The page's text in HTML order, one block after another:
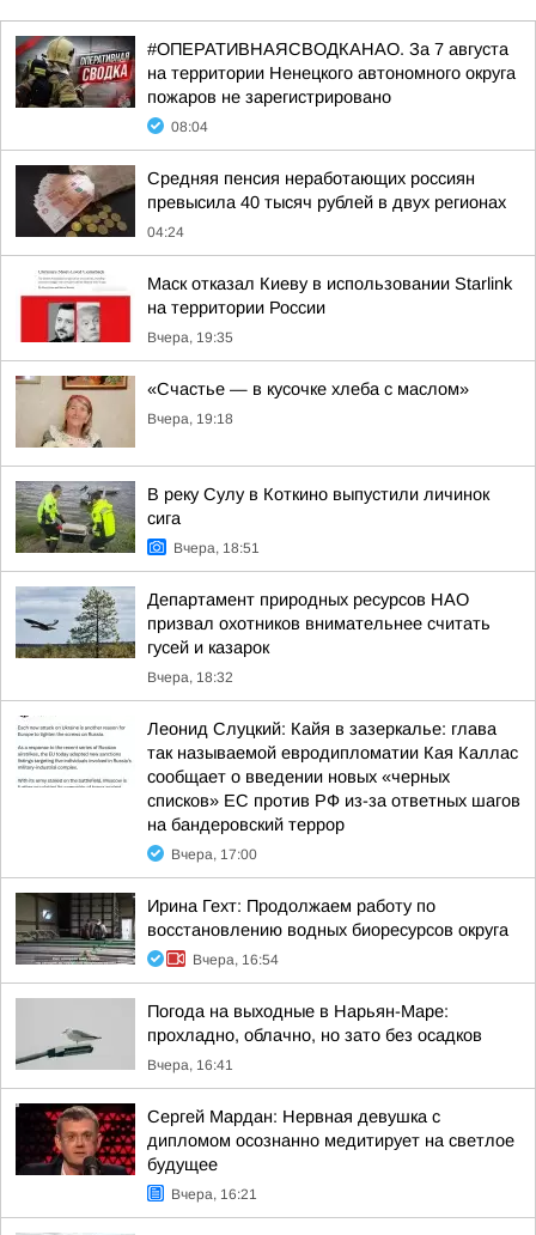
#ОПЕРАТИВНАЯСВОДКАНАО. За 7 августа
на территории Ненецкого автономного округа
пожаров не зарегистрировано
08:04
Средняя пенсия неработающих россиян
превысила 40 тысяч рублей в двух регионах
04:24
Маск отказал Киеву в использовании Starlink
на территории России
Вчера, 19:35
«Счастье — в кусочке хлеба с маслом»
Вчера, 19:18
В реку Сулу в Коткино выпустили личинок
сига
Вчера, 18:51
Департамент природных ресурсов НАО
призвал охотников внимательнее считать
гусей и казарок
Вчера, 18:32
Леонид Слуцкий: Кайя в зазеркалье: глава
так называемой евродипломатии Кая Каллас
сообщает о введении новых «черных
списков» ЕС против РФ из-за ответных шагов
на бандеровский террор
Вчера, 17:00
Ирина Гехт: Продолжаем работу по
восстановлению водных биоресурсов округа
Вчера, 16:54
Погода на выходные в Нарьян-Маре:
прохладно, облачно, но зато без осадков
Вчера, 16:41
Сергей Мардан: Нервная девушка с
дипломом осознанно медитирует на светлое
будущее
Вчера, 16:21